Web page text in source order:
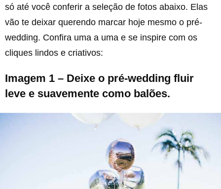
só até você conferir a seleção de fotos abaixo. Elas
vão te deixar querendo marcar hoje mesmo o pré-
wedding. Confira uma a uma e se inspire com os
cliques lindos e criativos:
Imagem 1 – Deixe o pré-wedding fluir
leve e suavemente como balões.